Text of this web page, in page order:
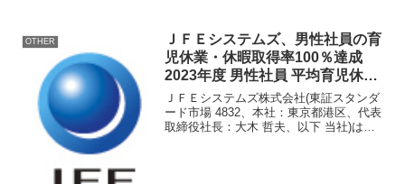
ント「雪の便り」を...
OTHER
ＪＦＥシステムズ、男性社員の育
児休業・休暇取得率100％達成
2023年度 男性社員 平均育児休業
取得日数は73.6日に
ＪＦＥシステムズ株式会社(東証スタンダ
ード市場 4832、本社：東京都港区、代表
取締役社長：大木 哲夫、以下 当社)は、